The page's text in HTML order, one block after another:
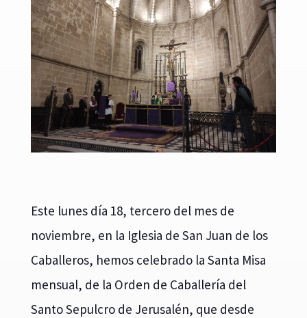
Este lunes día 18, tercero del mes de
noviembre, en la Iglesia de San Juan de los
Caballeros, hemos celebrado la Santa Misa
mensual, de la Orden de Caballería del
Santo Sepulcro de Jerusalén, que desde